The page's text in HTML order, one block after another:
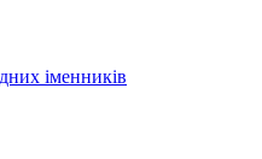
іменників